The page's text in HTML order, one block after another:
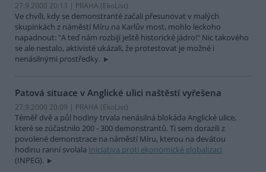
27.9.2000 20:13 | PRAHA (EkoList)
Ve chvíli, kdy se demonstranté začali přesunovat v malých
skupinkách z náměstí Míru na Karlův most, mohlo leckoho
napadnout: "A teď nám rozbijí ještě historické jádro!" Nic takového
se ale nestalo, aktivisté ukázali, že protestovat je možné i
nenásilnými prostředky.
Patová situace v Anglické ulici naštěstí vyřešena
27.9.2000 20:09 | PRAHA (EkoList)
Téměř dvě a půl hodiny trvala nenásilná blokáda Anglické ulice,
které se zúčastnilo 200 - 300 demonstrantů. Ti sem dorazili z
povolené demonstrace na náměstí Míru, kterou na devátou
hodinu ranní svolala Iniciativa proti ekonomické globalizaci
(INPEG).